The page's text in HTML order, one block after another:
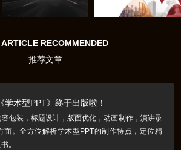
RECOMMENDED
推荐文章
学术型PPT》终于出版啦！
包装，标题设计，版面优化，动画制作，演讲录
面。全方位解析学术型PPT的制作特点，定位精
。